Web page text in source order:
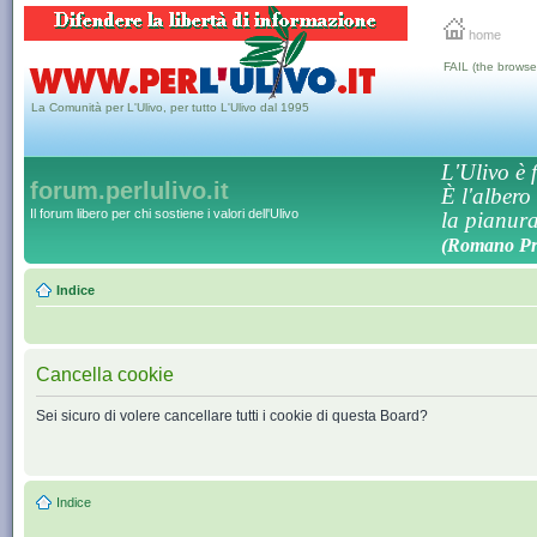
home
La Comunità per L'Ulivo, per tutto L'Ulivo dal 1995
FAIL (the
forum.perlulivo.it
Il forum libero per chi sostiene i valori dell'Ulivo
L'Ulivo è
È l'albero
la
(Romano
Indice
Cancella cookie
Sei sicuro di volere cancellare tutti i cookie di questa Board?
Indice